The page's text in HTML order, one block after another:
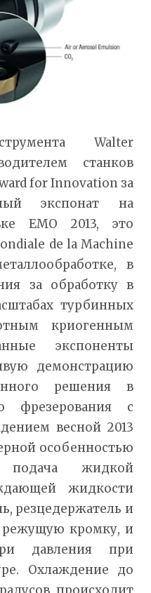
Walter
станков
for Innovation за
экспонат на
EMO 2013, это
de la Machine
в
за обработку в
турбинных
криогенным
экспоненты
демонстрацию
решения в
фрезерования с
весной 2013
особенностью
подача жидкой
жидкости
резцедержатель и
режущую кромку, и
давления при
Охлаждение до